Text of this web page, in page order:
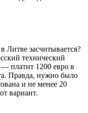
Литве засчитывается?
технический
— платит 1200 евро в
Правда, нужно было
и не менее 20
вариант.